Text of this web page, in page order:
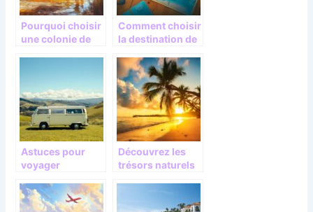
Pourquoi choisir
une colonie de
Comment choisir
la destination de
voyage
Astuces pour
voyager
t en Europe en
camping-car
Découvrez les
trésors naturels